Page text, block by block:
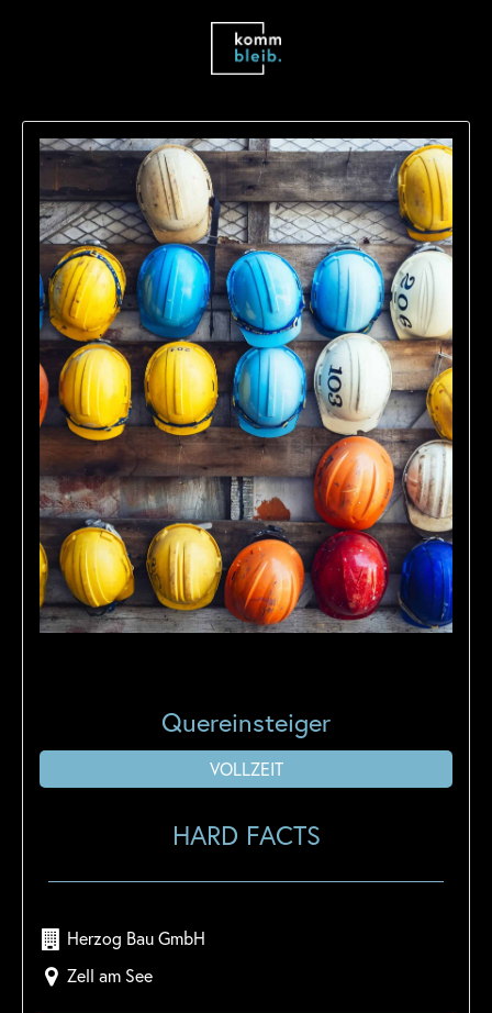
Quereinsteiger
VOLLZEIT
HARD FACTS
Herzog Bau GmbH
Zell am See